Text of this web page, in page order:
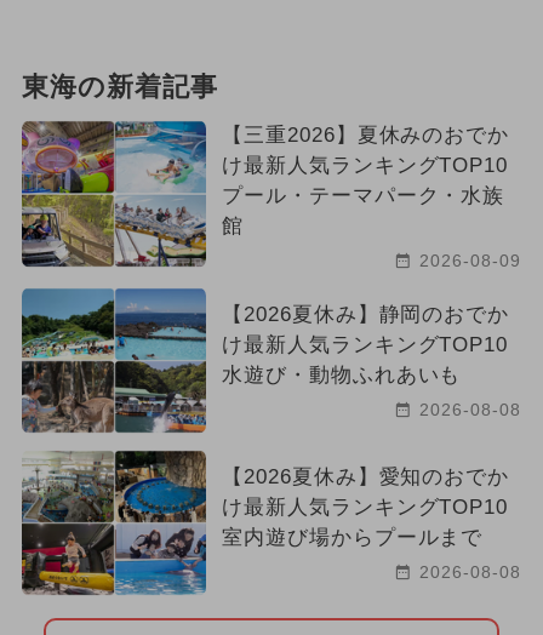
東海の新着記事
【三重2026】夏休みのおでか
け最新人気ランキングTOP10
プール・テーマパーク・水族
館
2026-08-09
【2026夏休み】静岡のおでか
け最新人気ランキングTOP10
水遊び・動物ふれあいも
2026-08-08
【2026夏休み】愛知のおでか
け最新人気ランキングTOP10
室内遊び場からプールまで
2026-08-08